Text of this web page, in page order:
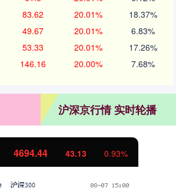
83.62 20.01% 18.37%
49.67 20.01% 6.83%
53.33 20.01% 17.26%
146.16 20.00% 7.68%
沪深京行情 实时轮播
1134.24 11.37 1.01%